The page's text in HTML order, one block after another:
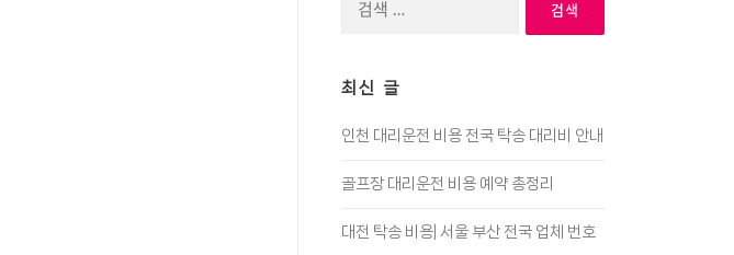
최신 글
인천 대리운전 비용 전국 탁송 대리비 안내
골프장 대리운전 비용 예약 총정리
대전 탁송 비용| 서울 부산 전국 업체 번호